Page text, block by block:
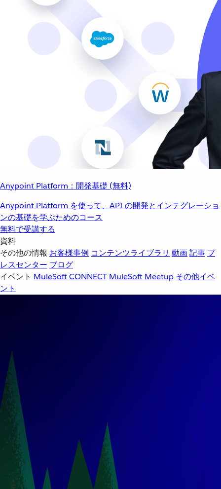
Anypoint Platform：開発基礎 (無料)
Anypoint Platform を使って、API の開発とインテグレーショ
ンの基礎を学ぶためのコース
無料で受講する
資料
その他の情報 お客様事例 コンテンツライブラリ 動画記事 プ
レスセンター ブログ
イベント MuleSoft CONNECT MuleSoft Meetup その他イベ
ント